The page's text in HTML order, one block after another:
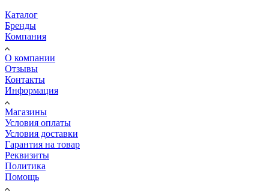
Каталог
Бренды
Компания
О компании
Отзывы
Контакты
Информация
Магазины
Условия оплаты
Условия доставки
Гарантия на товар
Реквизиты
Политика
Помощь